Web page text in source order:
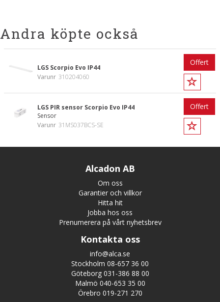
Andra köpte också
LGS Scorpio Evo IP44
Varunr 310204060
Offert
LGS PIR sensor Scorpio Evo IP44
Sensor
Varunr 31MS037BCS-SE
Offert
Alcadon AB
Om oss
Garantier och villkor
Hitta hit
Jobba hos oss
Prenumerera på vårt nyhetsbrev
Kontakta oss
info@alca.se
Stockholm 08-657 36 00
Göteborg 031-386 88 00
Malmö 040-653 35 00
Örebro 019-271 270